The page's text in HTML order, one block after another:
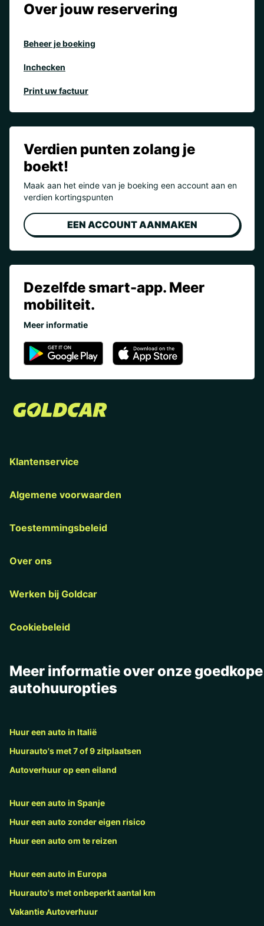
Over jouw reservering
Beheer je boeking
Inchecken
Print uw factuur
Verdien punten zolang je
boekt!
Maak aan het einde van je boeking een account aan en
verdien kortingspunten
EEN ACCOUNT AANMAKEN
Dezelfde smart-app. Meer
mobiliteit.
Meer informatie
Klantenservice
Algemene voorwaarden
Toestemmingsbeleid
Over ons
Werken bij Goldcar
Cookiebeleid
Meer informatie over onze goedkope
autohuuropties
Huur een auto in Italië
Huurauto's met 7 of 9 zitplaatsen
Autoverhuur op een eiland
Huur een auto in Spanje
Huur een auto zonder eigen risico
Huur een auto om te reizen
Huur een auto in Europa
Huurauto's met onbeperkt aantal km
Vakantie Autoverhuur